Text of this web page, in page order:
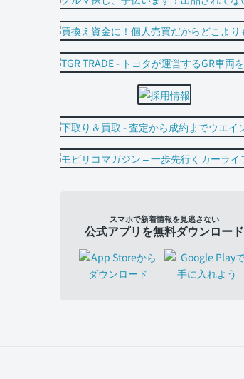
スマホで新着情報を見逃さない
公式アプリを無料ダウンロード